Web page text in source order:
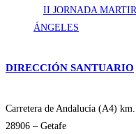
II JORNADA
ÁNGELES
DIRECCIÓN SANTUARIO
Carretera de Andalucía (A4)
28906 – Getafe